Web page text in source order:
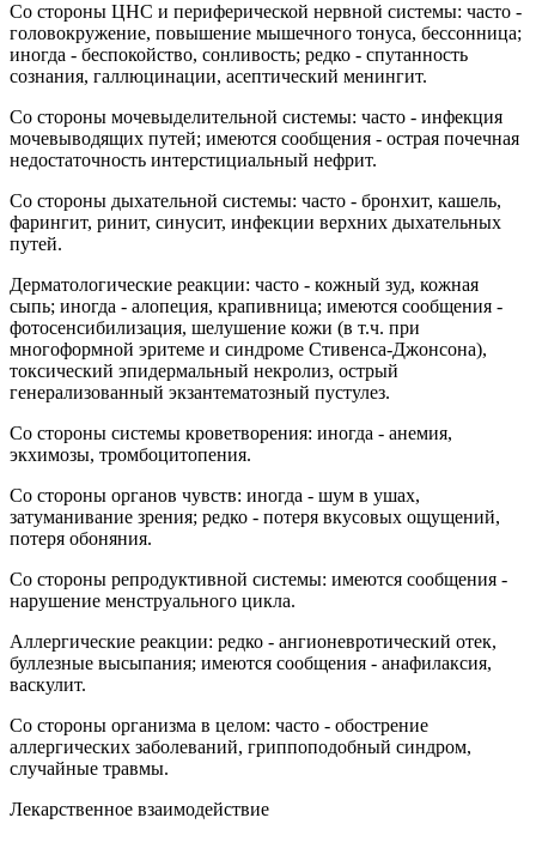
Со стороны ЦНС и периферической нервной системы: часто -
головокружение, повышение мышечного тонуса, бессонница;
иногда - беспокойство, сонливость; редко - спутанность
сознания, галлюцинации, асептический менингит.
Со стороны мочевыделительной системы: часто - инфекция
мочевыводящих путей; имеются сообщения - острая почечная
недостаточность интерстициальный нефрит.
Со стороны дыхательной системы: часто - бронхит, кашель,
фарингит, ринит, синусит, инфекции верхних дыхательных
путей.
Дерматологические реакции: часто - кожный зуд, кожная
сыпь; иногда - алопеция, крапивница; имеются сообщения -
фотосенсибилизация, шелушение кожи (в т.ч. при
многоформной эритеме и синдроме Стивенса-Джонсона),
токсический эпидермальный некролиз, острый
генерализованный экзантематозный пустулез.
Со стороны системы кроветворения: иногда - анемия,
экхимозы, тромбоцитопения.
Со стороны органов чувств: иногда - шум в ушах,
затуманивание зрения; редко - потеря вкусовых ощущений,
потеря обоняния.
Со стороны репродуктивной системы: имеются сообщения -
нарушение менструального цикла.
Аллергические реакции: редко - ангионевротический отек,
буллезные высыпания; имеются сообщения - анафилаксия,
васкулит.
Со стороны организма в целом: часто - обострение
аллергических заболеваний, гриппоподобный синдром,
случайные травмы.
Лекарственное взаимодействие